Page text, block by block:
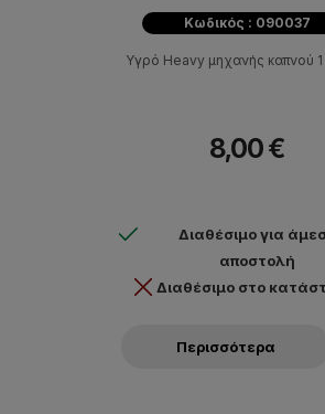
Κωδικός : 090037
Υγρό Heavy μηχανής καπνού 1
8,00 €
Διαθέσιμο για
αποστολή
Διαθέσιμο στο
Περισσότερα